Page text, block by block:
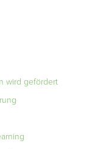
wird gefördert